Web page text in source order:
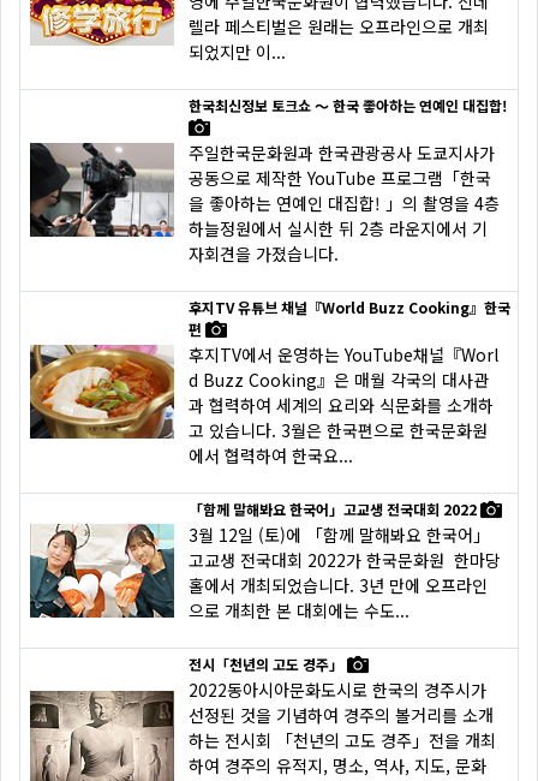
렐라 페스티벌은 원래는 오프라인으로 개최
되었지만 이...
한국최신정보 토크쇼 〜 한국 좋아하는 연예인 대집합!
주일한국문화원과 한국관광공사 도쿄지사가
공동으로 제작한 YouTube 프로그램「한국
을 좋아하는 연예인 대집합! 」의 촬영을 4층
하늘정원에서 실시한 뒤 2층 라운지에서 기
자회견을 가졌습니다.
후지TV 유튜브 채널『World Buzz Cooking』한국
편
후지TV에서 운영하는 YouTube채널『Worl
d Buzz Cooking』은 매월 각국의 대사관
과 협력하여 세계의 요리와 식문화를 소개하
고 있습니다. 3월은 한국편으로 한국문화원
에서 협력하여 한국요...
「함께 말해봐요 한국어」고교생 전국대회 2022
3월 12일 (토)에 「함께 말해봐요 한국어」
고교생 전국대회 2022가 한국문화원 한마당
홀에서 개최되었습니다. 3년 만에 오프라인
으로 개최한 본 대회에는 수도...
전시「천년의 고도 경주」
2022동아시아문화도시로 한국의 경주시가
선정된 것을 기념하여 경주의 볼거리를 소개
하는 전시회 「천년의 고도 경주」전을 개최
하여 경주의 유적지, 명소, 역사, 지도, 문화